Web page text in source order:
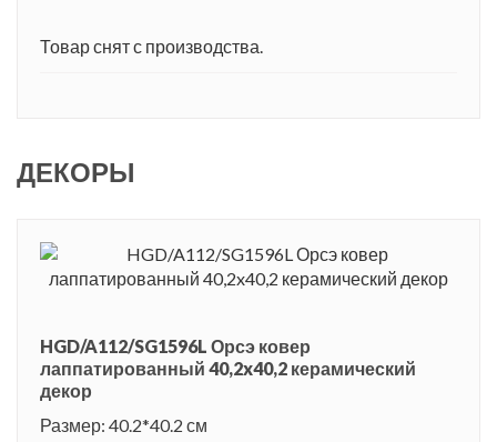
Товар снят с производства.
ДЕКОРЫ
HGD/A112/SG1596L Орсэ ковер
лаппатированный 40,2x40,2 керамический
декор
Размер: 40.2*40.2 см